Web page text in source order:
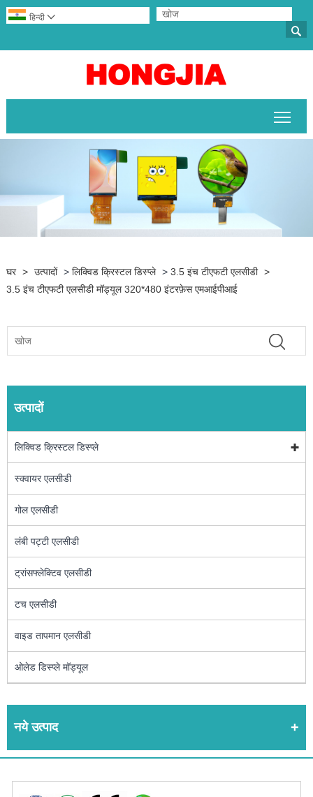

हिन्दी 
घर > उत्पादों > लिक्विड क्रिस्टल डिस्प्ले > 3.5 इंच टीएफटी एलसीडी >
3.5 इंच टीएफटी एलसीडी मॉड्यूल 320*480 इंटरफ़ेस एमआईपीआई
उत्पादों
लिक्विड क्रिस्टल डिस्प्ले
स्क्वायर एलसीडी
गोल एलसीडी
लंबी पट्टी एलसीडी
ट्रांसफ्लेक्टिव एलसीडी
टच एलसीडी
वाइड तापमान एलसीडी
ओलेड डिस्प्ले मॉड्यूल
नये उत्पाद